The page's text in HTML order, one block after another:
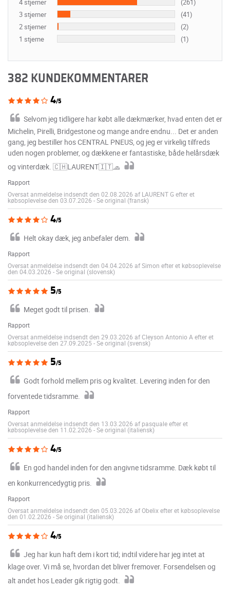
3 stjerner
(41)
2 stjerner
(2)
1 stjerne
(1)
382 KUNDEKOMMENTARER
4/5
Selvom jeg tidligere har købt alle dækmærker, hvad enten det er
Michelin, Pirelli, Bridgestone og mange andre endnu... Det er anden
gang, jeg bestiller hos CENTRAL PNEUS, og jeg er virkelig tilfreds
uden nogen problemer, og dækkene er fantastiske, både helårsdæk
og vinterdæk. 🇨🇭LAURENT🇮🇹🧢
Rapport
Oversat anmeldelse indsendt den 02.08.2026 af LAURENT G efter et
købsoplevelse den 03.07.2026 -Se original (fransk)
4/5
Helt okay dæk, jeg anbefaler dem.
Rapport
Oversat anmeldelse indsendt den 04.04.2026 af Simon efter et købsoplevelse
den 04.03.2026 -Se original (slovensk)
5/5
Meget godt til prisen.
Rapport
Oversat anmeldelse indsendt den 29.03.2026 af Cleyson Antonio A efter et
købsoplevelse den 27.09.2025 -Se original (svensk)
5/5
Godt forhold mellem pris og kvalitet. Levering inden for den
forventede tidsramme.
Rapport
Oversat anmeldelse indsendt den 13.03.2026 af pasquale efter et
købsoplevelse den 11.02.2026 -Se original (italiensk)
4/5
En god handel inden for den angivne tidsramme. Dæk købt til
en konkurrencedygtig pris.
Rapport
Oversat anmeldelse indsendt den 05.03.2026 af Obelix efter et købsoplevelse
den 01.02.2026 -Se original (italiensk)
4/5
Jeg har kun haft dem i kort tid; indtil videre har jeg intet at
klage over. Vi må se, hvordan det bliver fremover. Forsendelsen og
alt andet hos Leader gik rigtig godt.